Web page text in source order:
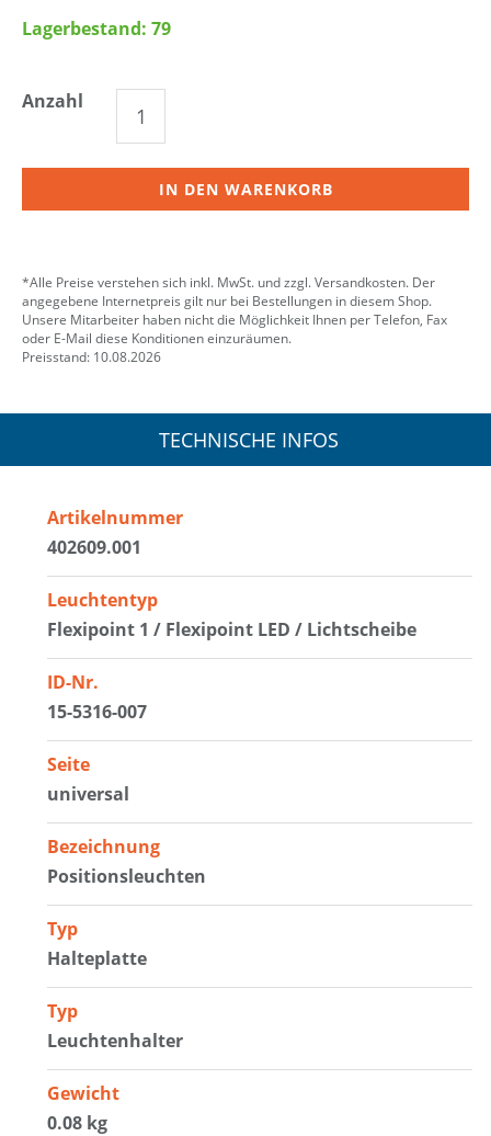
Lagerbestand: 79
Anzahl
IN DEN WARENKORB
*Alle Preise verstehen sich inkl. MwSt. und zzgl. Versandkosten. Der
angegebene Internetpreis gilt nur bei Bestellungen in diesem Shop.
Unsere Mitarbeiter haben nicht die Möglichkeit Ihnen per Telefon, Fax
oder E-Mail diese Konditionen einzuräumen.
Preisstand: 10.08.2026
TECHNISCHE INFOS
Artikelnummer
402609.001
Leuchtentyp
Flexipoint 1 / Flexipoint LED / Lichtscheibe
ID-Nr.
15-5316-007
Seite
universal
Bezeichnung
Positionsleuchten
Typ
Halteplatte
Typ
Leuchtenhalter
Gewicht
0.08 kg